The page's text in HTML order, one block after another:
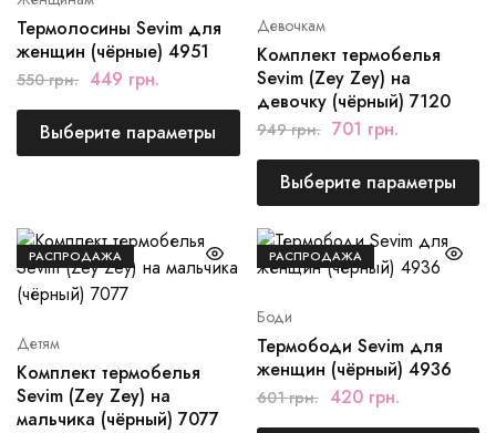
Термолосины Sevim для
женщин (чёрные) 4951
550грн. 449 грн.
Выберите параметры
Девочкам
Комплект термобелья
Sevim (Zey Zey) на
девочку (чёрный) 7120
949грн. 701 грн.
Выберите параметры
РАСПРОДАЖА
Детям
Комплект термобелья
Sevim (Zey Zey) на
мальчика (чёрный) 7077
РАСПРОДАЖА
Боди
Термободи Sevim для
женщин (чёрный) 4936
601грн. 420 грн.